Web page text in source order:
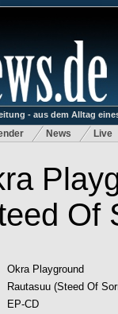
- aus dem Alltag
News Live
Of
Okra Playground
Rautasuu (Steed Of
EP-CD